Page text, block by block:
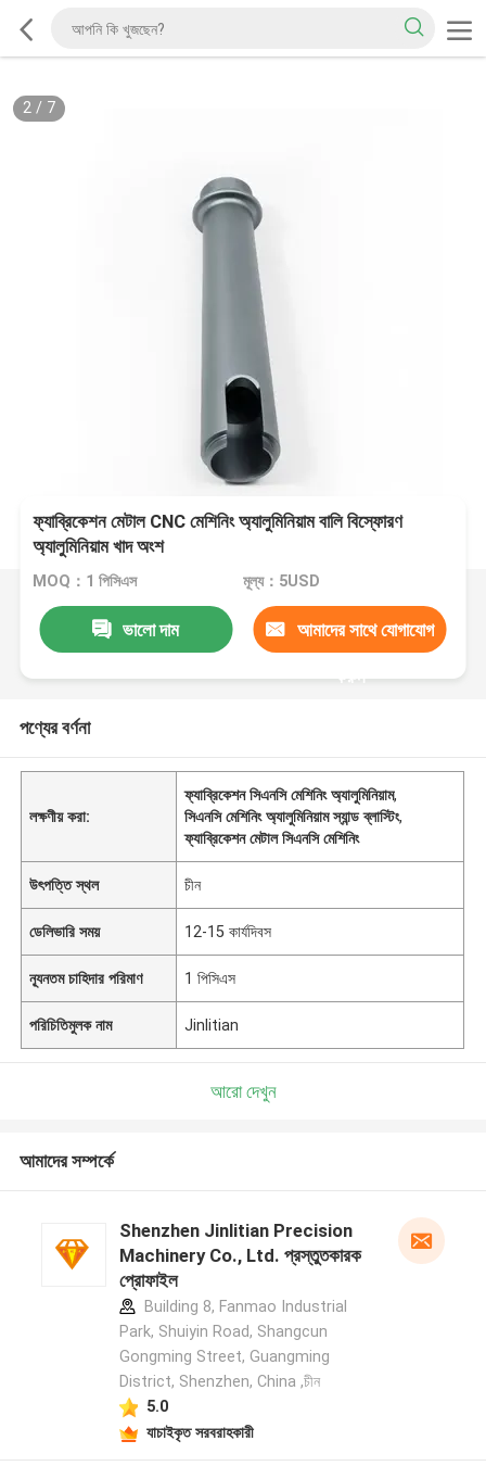
2/ 7
ফ্যাব্রিকেশন মেটাল CNC মেশিনিং অ্যালুমিনিয়াম বালি বিস্ফোরণ
অ্যালুমিনিয়াম খাদ অংশ
MOQ：1 পিসিএস মূল্য：5USD
ভালো দাম আমাদের সাথে যোগাযোগ
করুন
পণ্যের বর্ণনা
লক্ষণীয় করা:
ফ্যাব্রিকেশন সিএনসি মেশিনিং অ্যালুমিনিয়াম,
সিএনসি মেশিনিং অ্যালুমিনিয়াম স্যান্ড ব্লাস্টিং,
ফ্যাব্রিকেশন মেটাল সিএনসি মেশিনিং
উৎপত্তি স্থল চীন
ডেলিভারি সময় 12-15 কার্যদিবস
ন্যূনতম চাহিদার পরিমাণ 1 পিসিএস
পরিচিতিমুলক নাম Jinlitian
আরো দেখুন
আমাদের সম্পর্কে
Shenzhen Jinlitian Precision
Machinery Co., Ltd. প্রস্তুতকারক
প্রোফাইল
Building 8, Fanmao Industrial
Park, Shuiyin Road, Shangcun
Gongming Street, Guangming
District, Shenzhen, China ,চীন
5.0
যাচাইকৃত সরবরাহকারী